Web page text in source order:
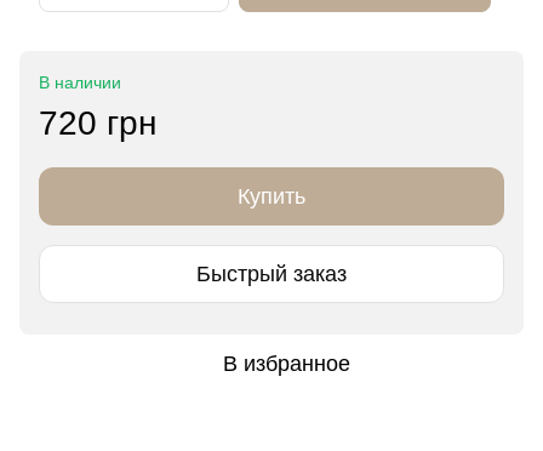
В наличии
720 грн
Купить
Быстрый заказ
В избранное